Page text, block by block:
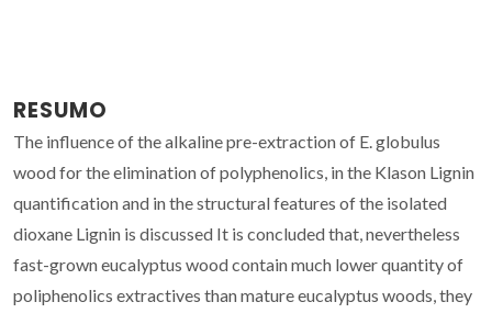
RESUMO
The influence of the alkaline pre-extraction of E. globulus
wood for the elimination of polyphenolics, in the Klason Lignin
quantification and in the structural features of the isolated
dioxane Lignin is discussed It is concluded that, nevertheless
fast-grown eucalyptus wood contain much lower quantity of
poliphenolics extractives than mature eucalyptus woods, they